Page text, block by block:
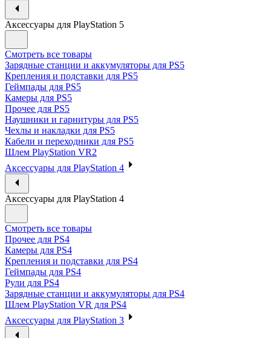
Аксессуары для PlayStation 5
Смотреть все товары
Зарядные станции и аккумуляторы для PS5
Крепления и подставки для PS5
Геймпады для PS5
Камеры для PS5
Прочее для PS5
Наушники и гарнитуры для PS5
Чехлы и накладки для PS5
Кабели и переходники для PS5
Шлем PlayStation VR2
Аксессуары для PlayStation 4
Аксессуары для PlayStation 4
Смотреть все товары
Прочее для PS4
Камеры для PS4
Крепления и подставки для PS4
Геймпады для PS4
Рули для PS4
Зарядные станции и аккумуляторы для PS4
Шлем PlayStation VR для PS4
Аксессуары для PlayStation 3